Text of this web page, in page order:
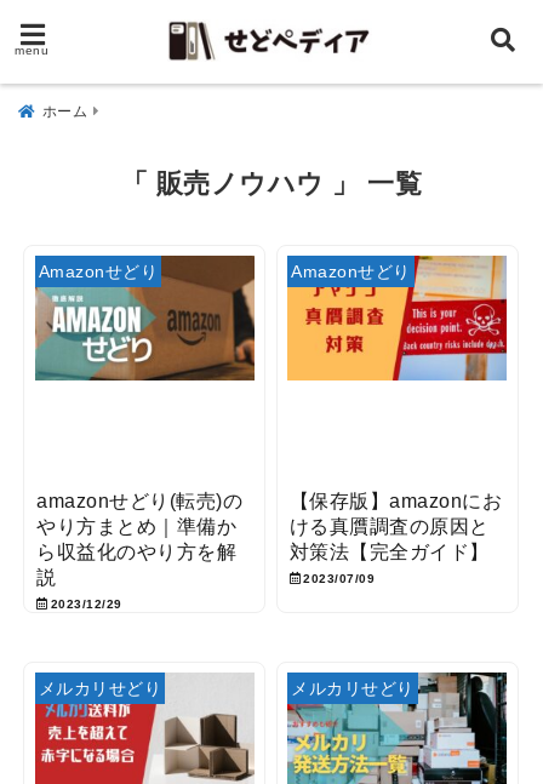
menu
ホーム
「 販売ノウハウ 」 一覧
Amazonせどり
amazonせどり(転売)の
やり方まとめ｜準備か
ら収益化のやり方を解
説
2023/12/29
Amazonせどり
【保存版】amazonにお
ける真贋調査の原因と
対策法【完全ガイド】
2023/07/09
メルカリせどり メルカリせどり